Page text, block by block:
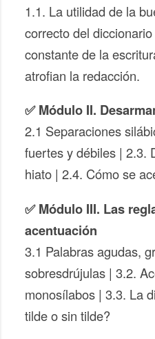
1.1. La utilidad de la
correcto del
constante de la
atrofian la redacción.
✅ Módulo II.
2.1 Separaciones
fuertes y débiles | 2.3.
hiato | 2.4. Cómo se
✅ Módulo III. Las
acentuación
3.1 Palabras agudas,
sobresdrújulas | 3.2.
monosílabos | 3.3. La
tilde o sin tilde?